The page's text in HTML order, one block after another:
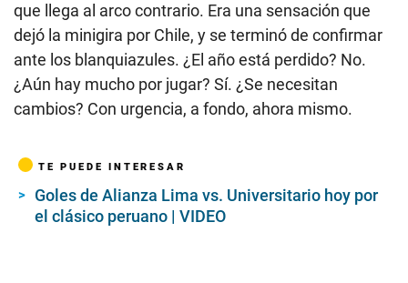
que llega al arco contrario. Era una sensación que
dejó la minigira por Chile, y se terminó de confirmar
ante los blanquiazules. ¿El año está perdido? No.
¿Aún hay mucho por jugar? Sí. ¿Se necesitan
cambios? Con urgencia, a fondo, ahora mismo.
TE PUEDE INTERESAR
Goles de Alianza Lima vs. Universitario hoy por
el clásico peruano | VIDEO